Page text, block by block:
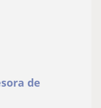
de